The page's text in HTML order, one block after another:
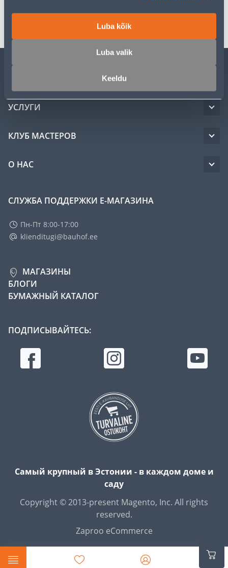
Luba kõik
Luba valik
Keeldu
Транспорт
ОБСЛУЖИВАНИЕ ЧАСТНЫХ КЛИЕНТОВ
УСЛУГИ
КЛУБ МАСТЕРОВ
О НАС
СЛУЖБА ПОДДЕРЖКИ Е-МАГАЗИНА
Пн-Пт 8:00-17:00
klienditugi@bauhof.ee
МАГАЗИНЫ
БЛОГИ
БУМАЖНЫЙ КАТАЛОГ
ПОДПИСЫВАЙТЕСЬ:
Самый крупный в Эстонии - в каждом доме и
саду
Copyright © 2013-present Magento, Inc. All rights
reserved.
Zaproo eCommerce